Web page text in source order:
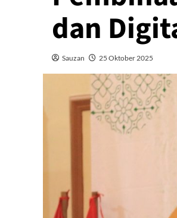
dan
Sauzan 25 Oktober 2025